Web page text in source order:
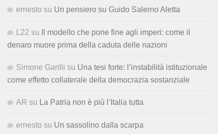
ernesto su Un pensiero su Guido Salerno Aletta
L22 su
Il modello che pone fine agli imperi: come il
denaro muore prima della caduta delle nazioni
Simone Garilli su Una tesi forte: l’instabilità istituzionale
come effetto collaterale della democrazia sostanziale
AR su La Patria non è più l’Italia tutta
ernesto su Un sassolino dalla scarpa